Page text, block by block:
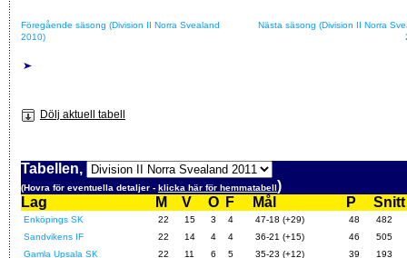
Föregående säsong (Division II Norra Svealand
2010)
Nästa säsong (Division II Norra
Dölj aktuell tabell
Tabellen,
(Hovra för eventuella detaljer - klicka här för hemmatabell)
Lag
M V O F Mål P Snitt
Enköpings SK 22 15 3 4 47-18 (+29) 48
482
Sandvikens IF
22 14 4 4 36-21 (+15) 46
505
Gamla Upsala SK
22 11 6 5 35-23 (+12) 39
193